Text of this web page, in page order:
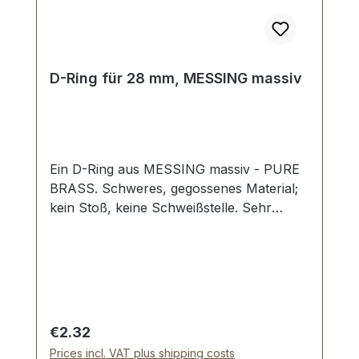
D-Ring für 28 mm, MESSING massiv
Ein D-Ring aus MESSING massiv - PURE
BRASS. Schweres, gegossenes Material;
kein Stoß, keine Schweißstelle. Sehr
Regular price:
€2.32
Prices incl. VAT plus shipping costs